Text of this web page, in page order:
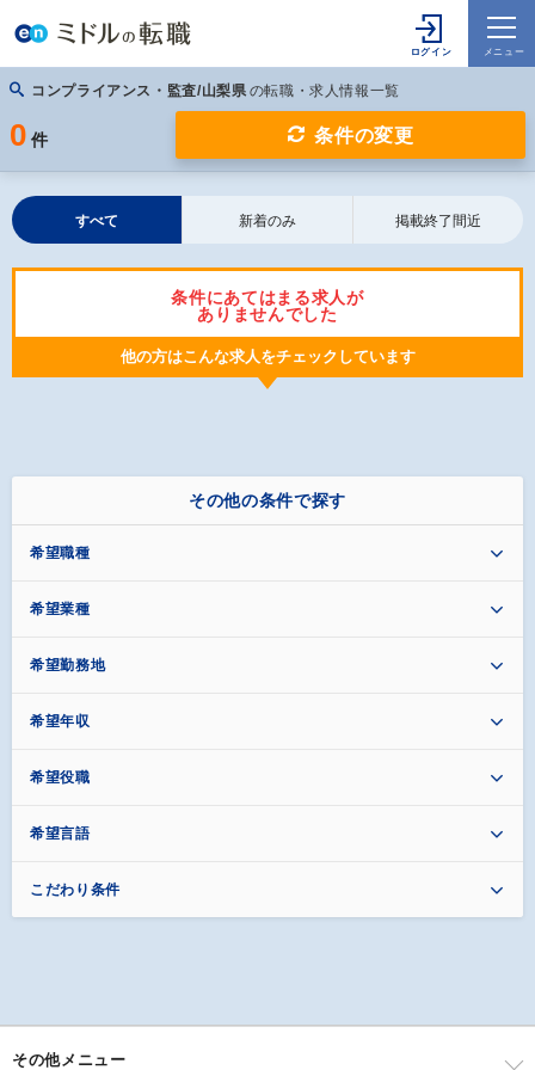
コンプライアンス・監査/山梨県 の転職・求人情報一覧
0 件 条件の変更
すべて 新着のみ 掲載終了間近
条件にあてはまる求人が
ありませんでした
他の方はこんな求人をチェックしています
その他の条件で探す
希望職種
希望業種
希望勤務地
希望年収
希望役職
希望言語
こだわり条件
その他メニュー